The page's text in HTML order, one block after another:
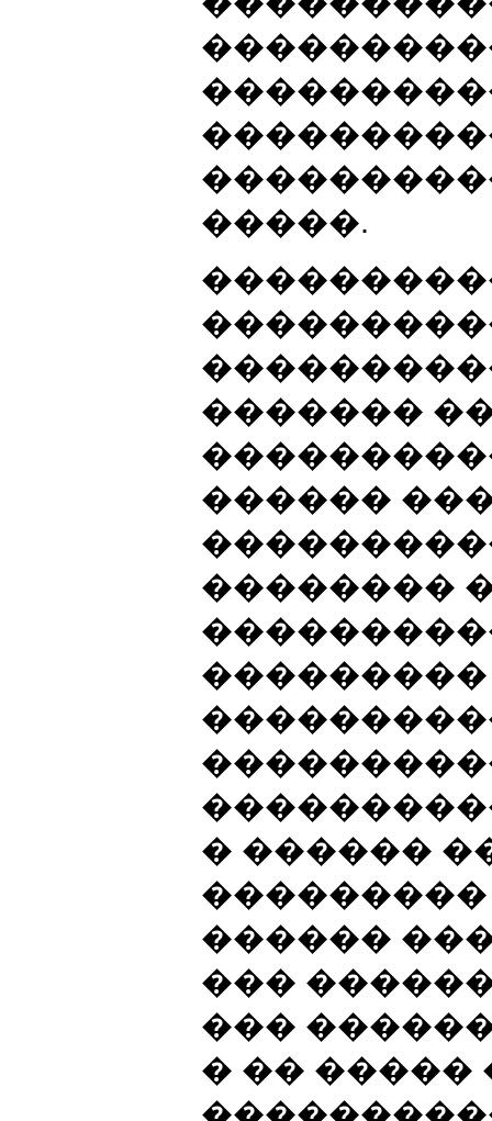
�����.
�������
������
��������
� ������
������
���
���
� �� �����